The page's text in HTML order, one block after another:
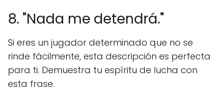
8. "Nada me detendrá."
Si eres un jugador determinado que no se
rinde fácilmente, esta descripción es perfecta
para ti. Demuestra tu espíritu de lucha con
esta frase.